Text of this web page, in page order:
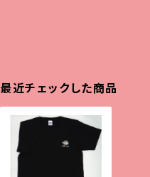
最近チェックした商品